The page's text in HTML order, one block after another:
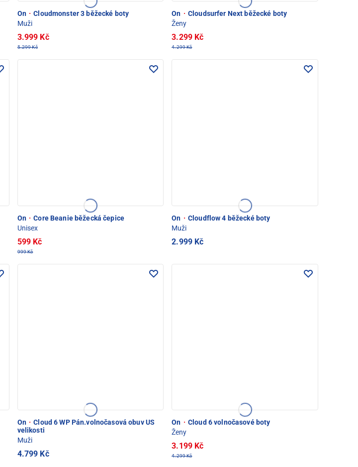
On · Cloudmonster 3 běžecké boty
Muži
3.999 Kč
5.299 Kč
On · Cloudsurfer Next běžecké boty
Ženy
3.299 Kč
4.299 Kč
On · Core Beanie běžecká čepice
Unisex
599 Kč
999 Kč
On · Cloudflow 4 běžecké boty
Muži
2.999 Kč
On · Cloud 6 WP Pán.volnočasová obuv US
velikosti
Muži
4.799 Kč
On · Cloud 6 volnočasové boty
Ženy
3.199 Kč
4.299 Kč